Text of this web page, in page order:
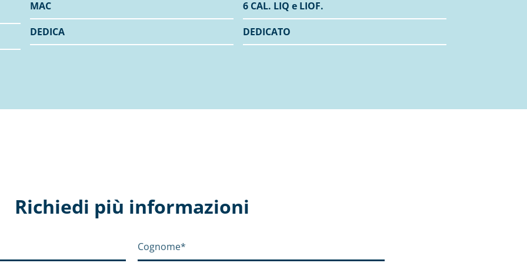
MAC
DEDICA
6 CAL. LIQ e LIOF.
DEDICATO
Richiedi più informazioni